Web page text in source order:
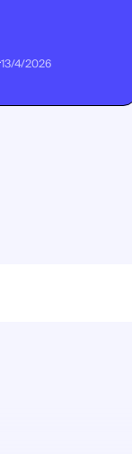
13/4/2026